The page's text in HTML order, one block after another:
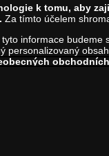
500
k tomu, aby
Za tímto účelem
informace